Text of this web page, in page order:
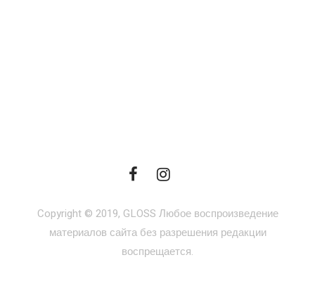
Copyright © 2019, GLOSS Любое воспроизведение
материалов сайта без разрешения редакции
воспрещается.